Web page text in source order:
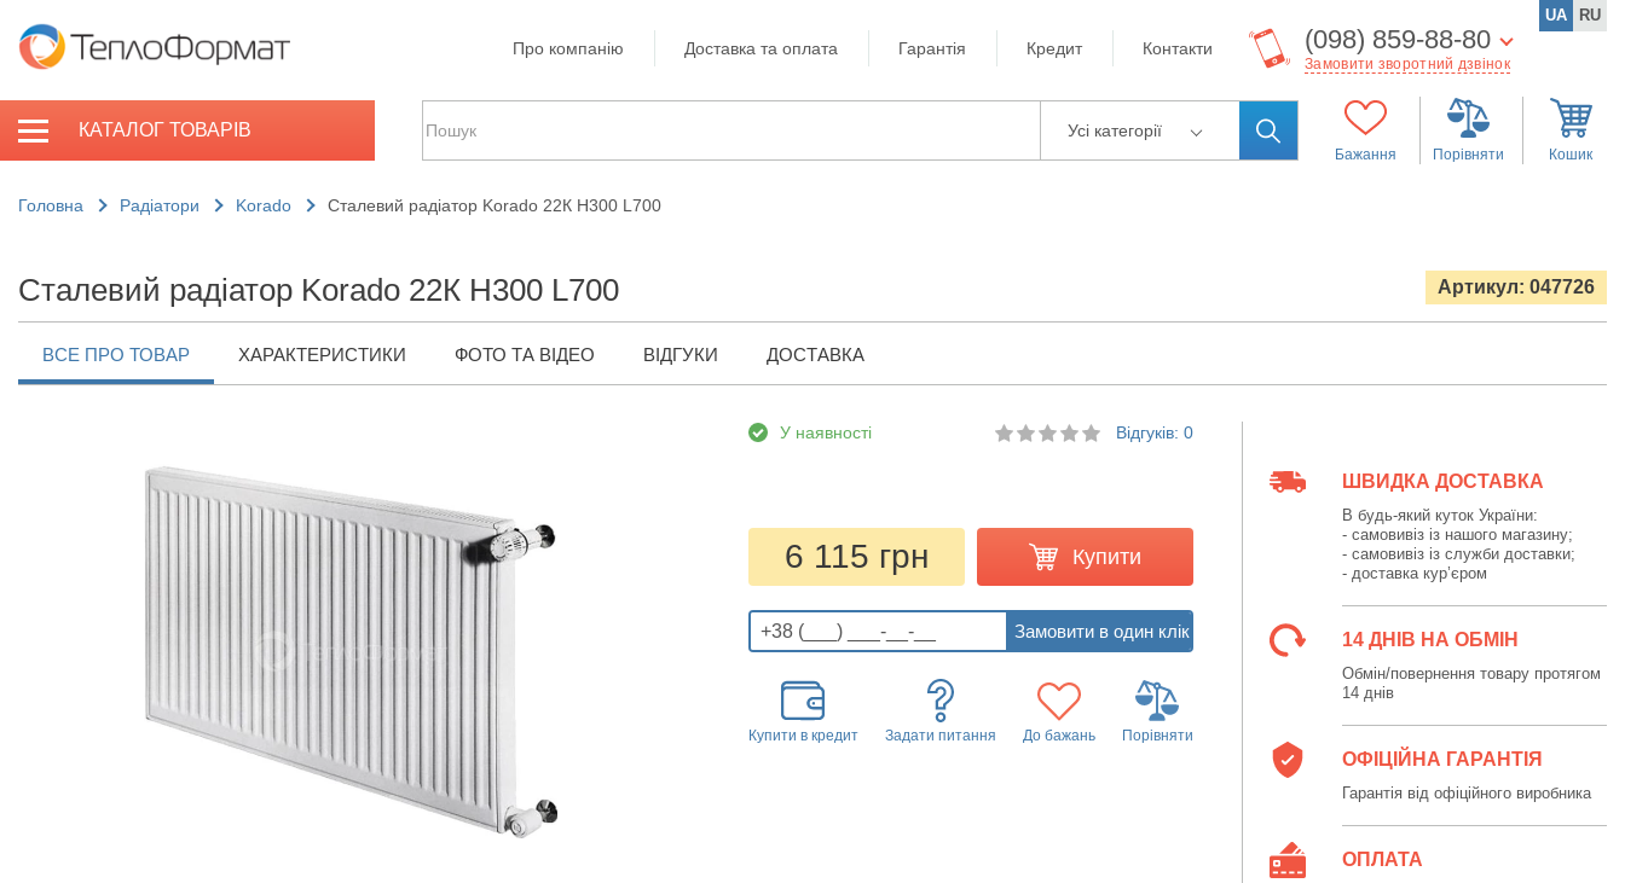
Про компанію Доставка та оплата Гарантія Кредит Контакти (098) 859-88-80
Замовити зворотний дзвінок
UA RU
КАТАЛОГ ТОВАРІВ Усі категорії
Бажання Порівняти Кошик
Головна Радіатори Korado Сталевий радіатор Korado 22К H300 L700
Сталевий радіатор Korado 22К H300 L700 Артикул: 047726
ВСЕ ПРО ТОВАР ХАРАКТЕРИСТИКИ ФОТО ТА ВІДЕО ВІДГУКИ ДОСТАВКА
У наявності Відгуків: 0
6 115 грн Купити
Купити в кредит Задати питання До бажань Порівняти
ШВИДКА ДОСТАВКА
В будь-який куток України:
- самовивіз із нашого магазину;
- самовивіз із служби доставки;
- доставка кур’єром
14 ДНІВ НА ОБМІН
Обмін/повернення товару протягом
14 днів
ОФІЦІЙНА ГАРАНТІЯ
Гарантія від офіційного виробника
ОПЛАТА